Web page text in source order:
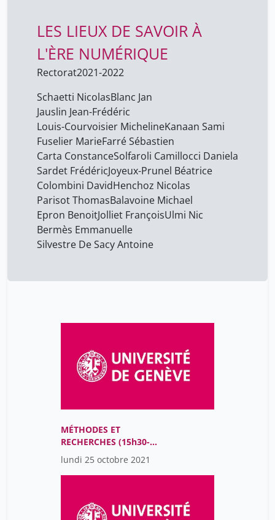
LES LIEUX DE SAVOIR À
L'ÈRE NUMÉRIQUE
Rectorat2021-2022
Schaetti NicolasBlanc Jan
Jauslin Jean-Frédéric
Louis-Courvoisier MichelineKanaan Sami
Fuselier MarieFarré Sébastien
Carta ConstanceSolfaroli Camillocci Daniela
Sardet FrédéricJoyeux-Prunel Béatrice
Colombini DavidHenchoz Nicolas
Parisot ThomasBalavoine Michael
Epron BenoitJolliet FrançoisUlmi Nic
Bermès Emmanuelle
Silvestre De Sacy Antoine
MÉTHODES ET
RECHERCHES (15h30-
17h30)
lundi 25 octobre 2021